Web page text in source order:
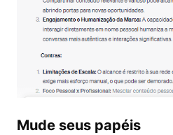
Mude seus papéis